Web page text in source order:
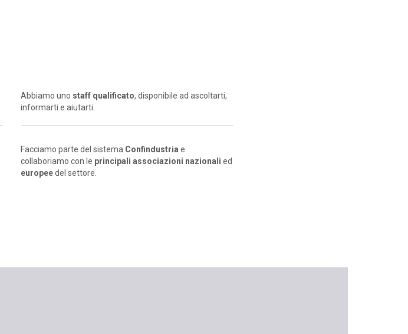
Abbiamo uno staff qualificato, disponibile ad ascoltarti,
informarti e aiutarti.
Facciamo parte del sistema Confindustria e
collaboriamo con le principali associazioni nazionali ed
europeedel settore.